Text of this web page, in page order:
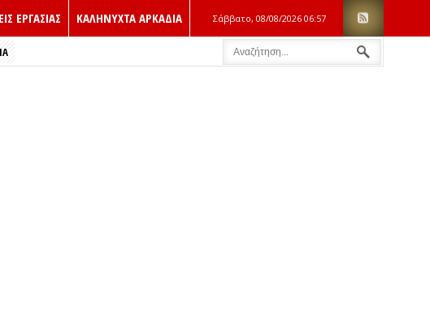
ΕΡΓΑΣΙΑΣ ΚΑΛΗΝΥΧΤΑ ΑΡΚΑΔΙΑ Σάββατο, 08/08/2026 06:57